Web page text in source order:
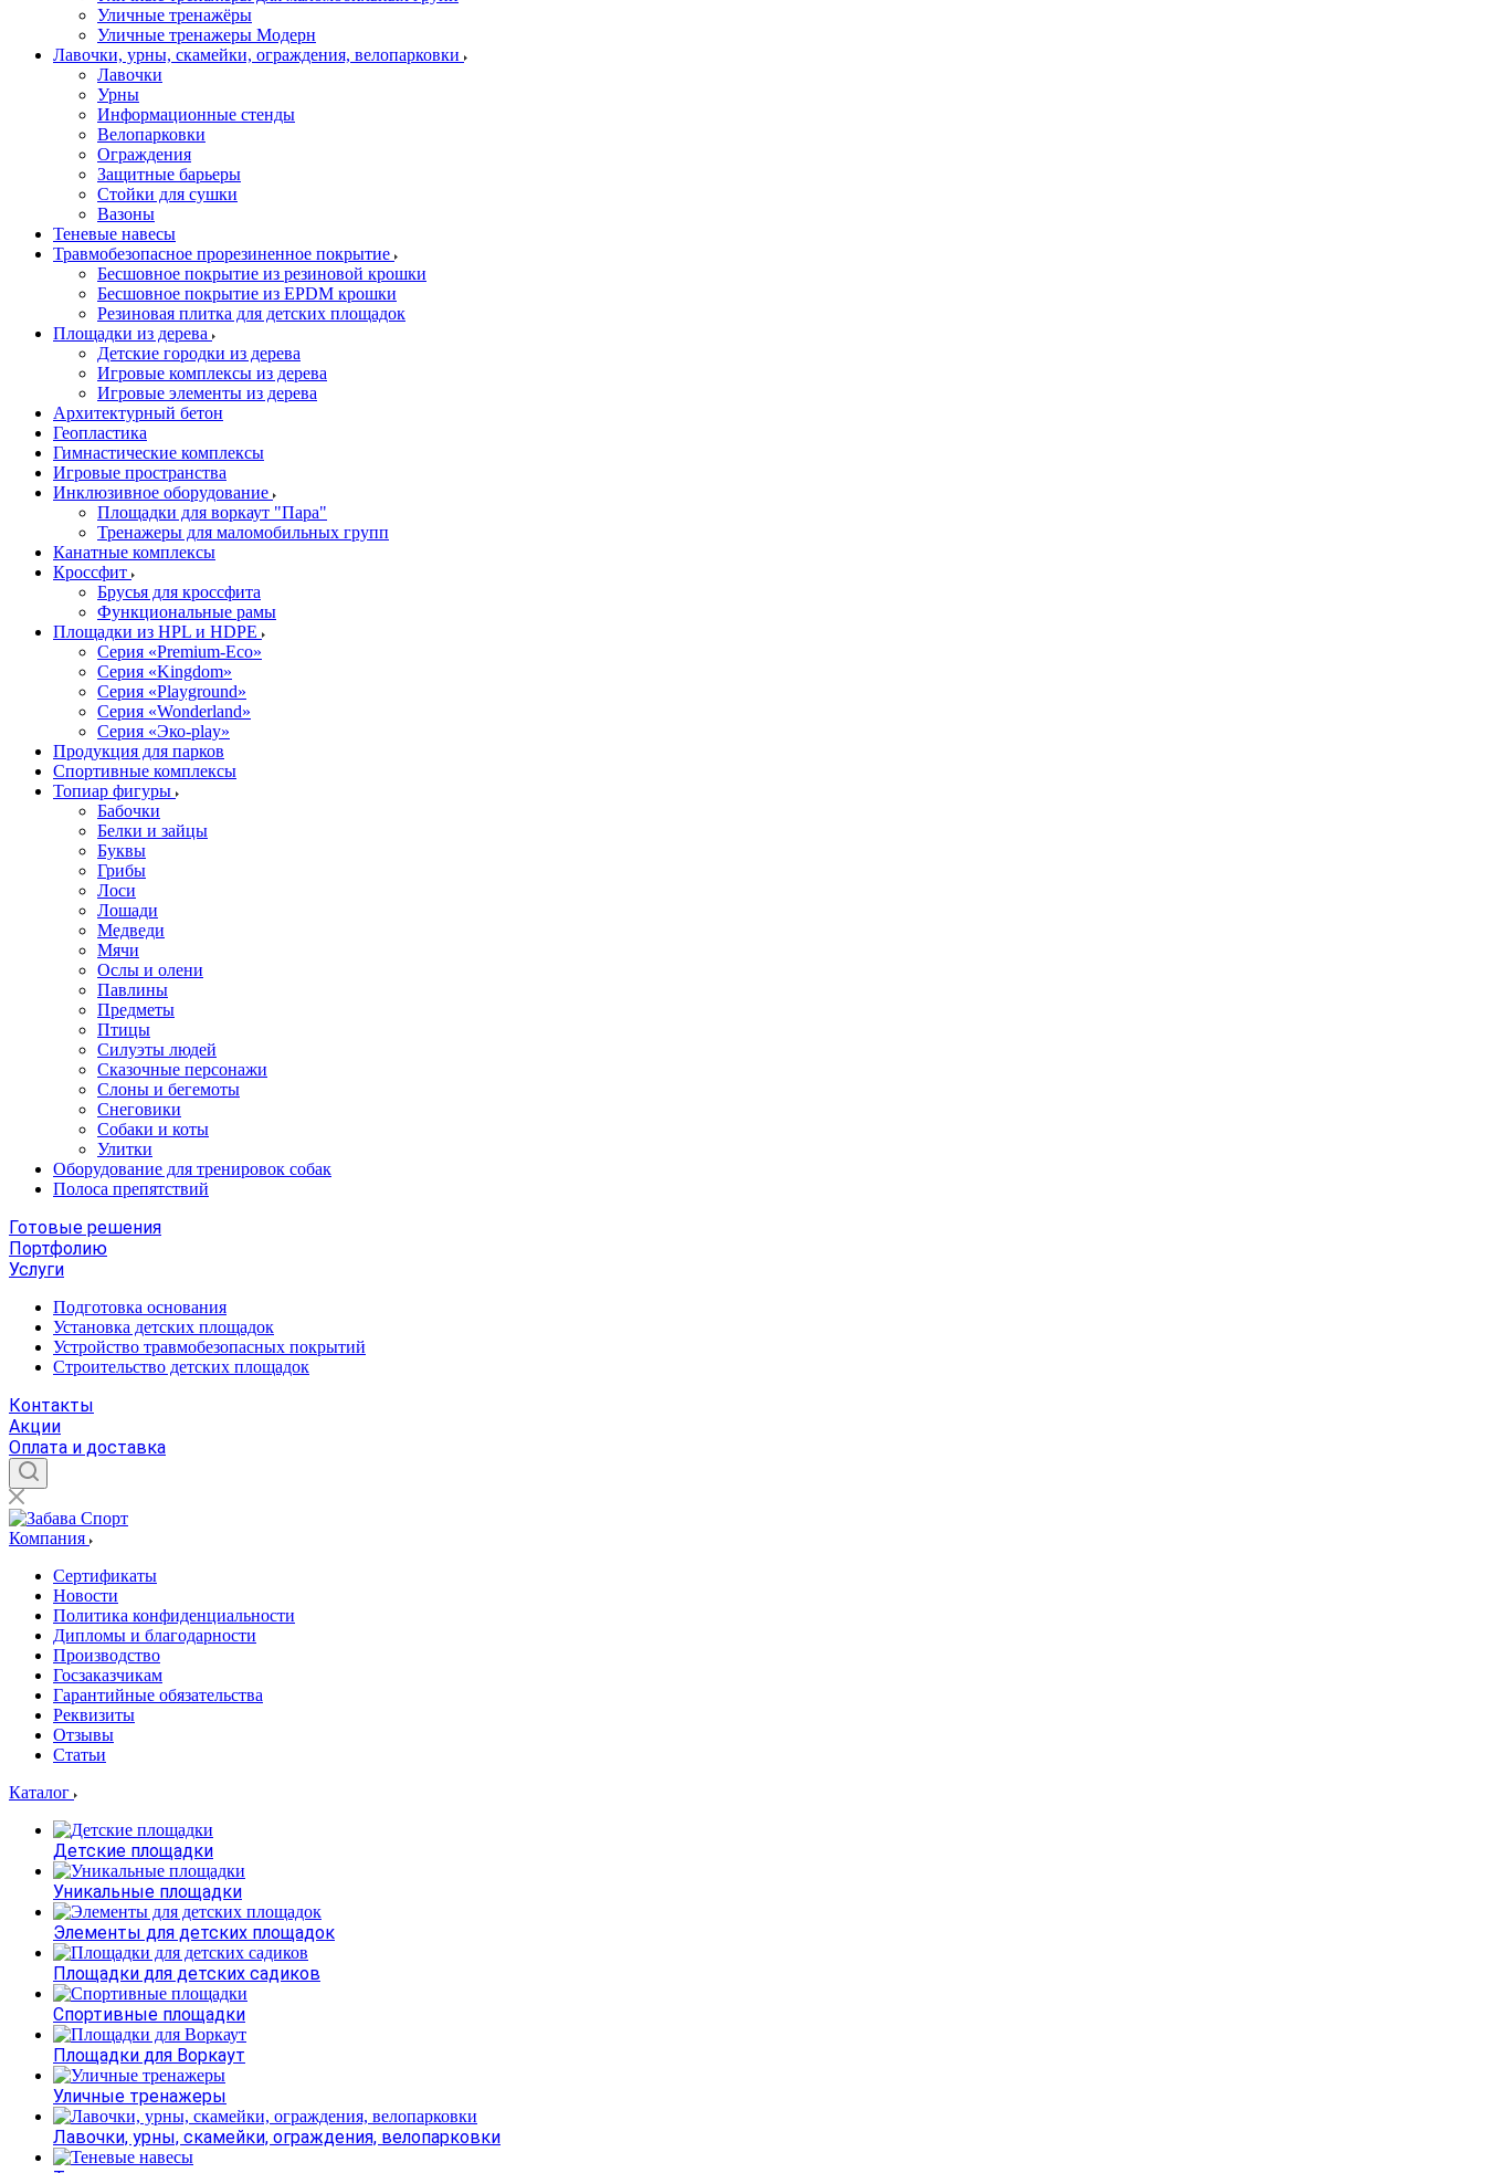
Уличные тренажёры
Уличные тренажеры Модерн
Лавочки, урны, скамейки, ограждения, велопарковки
Лавочки
Урны
Информационные стенды
Велопарковки
Ограждения
Защитные барьеры
Стойки для сушки
Вазоны
Теневые навесы
Травмобезопасное прорезиненное покрытие
Бесшовное покрытие из резиновой крошки
Бесшовное покрытие из EPDM крошки
Резиновая плитка для детских площадок
Площадки из дерева
Детские городки из дерева
Игровые комплексы из дерева
Игровые элементы из дерева
Архитектурный бетон
Геопластика
Гимнастические комплексы
Игровые пространства
Инклюзивное оборудование
Площадки для воркаут "Пара"
Тренажеры для маломобильных групп
Канатные комплексы
Кроссфит
Брусья для кроссфита
Функциональные рамы
Площадки из HPL и HDPE
Серия «Premium-Eco»
Серия «Kingdom»
Серия «Playground»
Серия «Wonderland»
Серия «Эко-play»
Продукция для парков
Спортивные комплексы
Топиар фигуры
Бабочки
Белки и зайцы
Буквы
Грибы
Лоси
Лошади
Медведи
Мячи
Ослы и олени
Павлины
Предметы
Птицы
Силуэты людей
Сказочные персонажи
Слоны и бегемоты
Снеговики
Собаки и коты
Улитки
Оборудование для тренировок собак
Полоса препятствий
Готовые решения
Портфолию
Услуги
Подготовка основания
Установка детских площадок
Устройство травмобезопасных покрытий
Строительство детских площадок
Контакты
Акции
Оплата и доставка
Компания
Сертификаты
Новости
Политика конфиденциальности
Дипломы и благодарности
Производство
Госзаказчикам
Гарантийные обязательства
Реквизиты
Отзывы
Статьи
Каталог
Детские площадки
Уникальные площадки
Элементы для детских площадок
Площадки для детских садиков
Спортивные площадки
Площадки для Воркаут
Уличные тренажеры
Лавочки, урны, скамейки, ограждения, велопарковки